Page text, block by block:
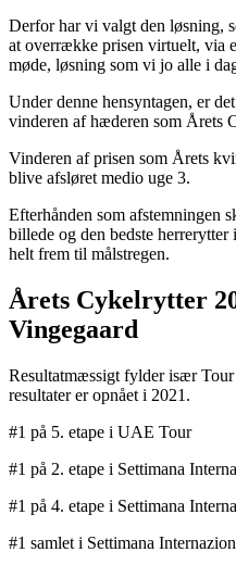
Derfor har vi valgt den løsning,
at overrække prisen virtuelt, via
møde, løsning som vi jo alle i
Under denne hensyntagen, er
vinderen af hæderen som Årets
Vinderen af prisen som Årets
blive afsløret medio uge 3.
Efterhånden som afstemningen
billede og den bedste
helt frem til målstregen.
Årets Cykelrytter
Vingegaard
Resultatmæssigt fylder især Tour
resultater er opnået i 2021.
#1 på 5. etape i UAE Tour
#1 på 2. etape i Settimana
#1 på 4. etape i Settimana
#1 samlet i Settimana